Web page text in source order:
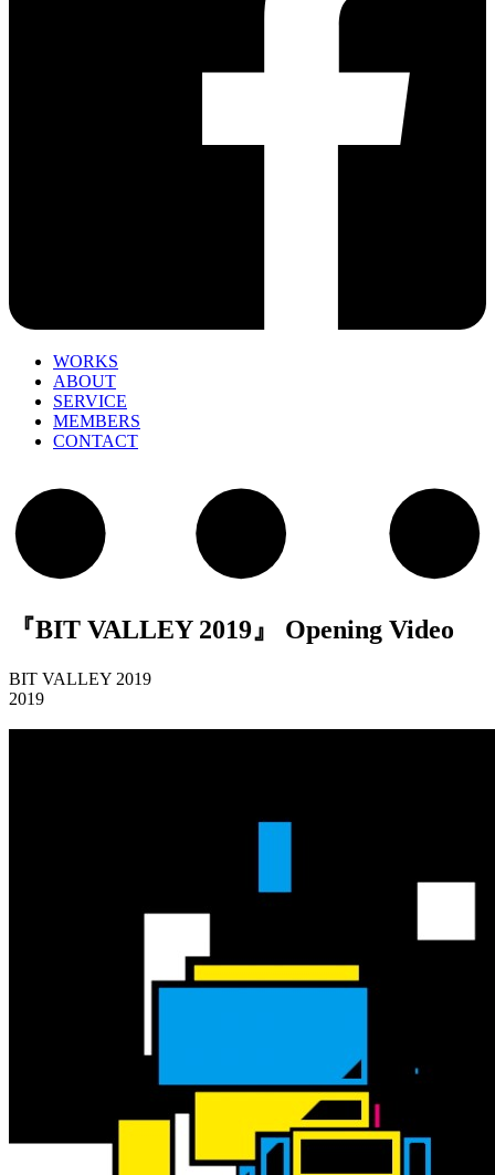
WORKS
ABOUT
SERVICE
MEMBERS
CONTACT
『BIT VALLEY 2019』 Opening Video
BIT VALLEY 2019
2019